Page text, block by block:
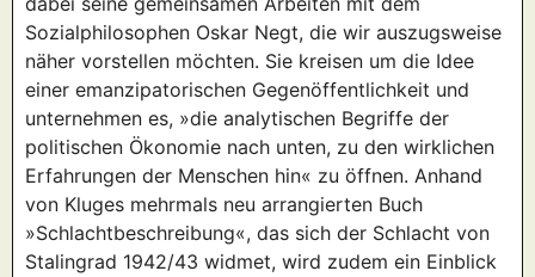
Sozialphilosophen Oskar Negt, die wir auszugsweise
näher vorstellen möchten. Sie kreisen um die Idee
einer emanzipatorischen Gegenöffentlichkeit und
unternehmen es, »die analytischen Begriffe der
politischen Ökonomie nach unten, zu den wirklichen
Erfahrungen der Menschen hin« zu öffnen. Anhand
von Kluges mehrmals neu arrangierten Buch
»Schlachtbeschreibung«, das sich der Schlacht von
Stalingrad 1942/43 widmet, wird zudem ein Einblick